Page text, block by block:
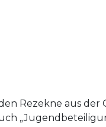
Rezekne aus der